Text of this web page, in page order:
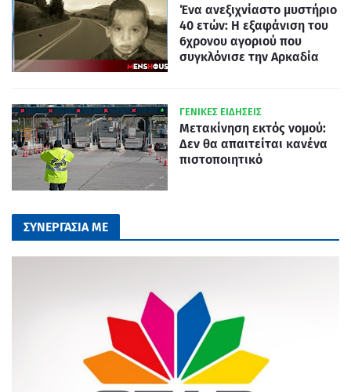
Ένα ανεξιχνίαστο μυστήριο
40 ετών: Η εξαφάνιση του
6χρονου αγοριού που
συγκλόνισε την Αρκαδία
ΓΕΝΙΚΕΣ ΕΙΔΗΣΕΙΣ
Μετακίνηση εκτός νομού:
Δεν θα απαιτείται κανένα
πιστοποιητικό
ΣΥΝΕΡΓΑΣΙΑ ΜΕ